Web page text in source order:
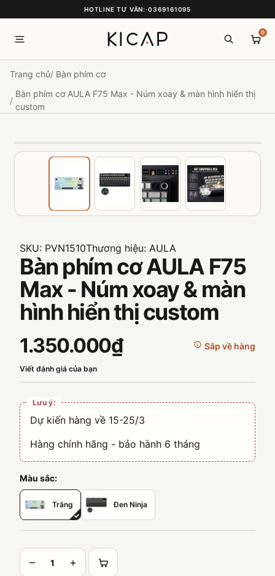
HOTLINE TƯ VẤN:·0369161095
0
Trang chủ
Bàn phím cơ
Bàn phím cơ AULA F75 Max - Núm xoay & màn hình hiển thị
custom
Bàn phím cơ AULA F75
Max - Núm xoay & màn
hình hiển thị custom
SKU: PVN1510Thương hiệu: AULA
1.350.000₫ Sắp về hàng
Viết đánh giá của bạn
Lưu ý:
Dự kiến hàng về 15-25/3
Hàng chính hãng - bảo hành 6 tháng
Màu sắc:
Trắng Đen Ninja
– +